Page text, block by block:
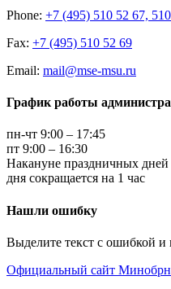
Phone: +7 (495) 510 52 67,
Fax: +7 (495) 510 52 69
Email: mail@mse-msu.ru
График работы
пн-чт 9:00 – 17:45
пт 9:00 – 16:30
Накануне праздничных дней
дня сокращается на 1 час
Нашли ошибку
Выделите текст с ошибкой
Официальный сайт